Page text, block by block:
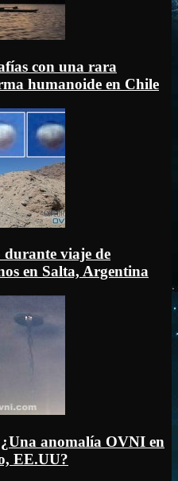
con una rara
humanoide en Chile
viaje de
en Salta, Argentina
anomalía OVNI en
EE.UU?